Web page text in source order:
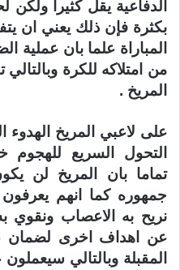
الدفاعية يقل كثيرا ولكن
بكثرة فإن ذلك يعني ان
المباراة علما بان
من امتلاكه للكرة
المريخ .
على لاعبي المريخ الهدوء
التحول السريع
تماما بان المريخ لن
جمهوره كما انهم
نريح به الاعصاب ونقوي
عن اهداف اخرى لضمان
المقبلة وبالتالي